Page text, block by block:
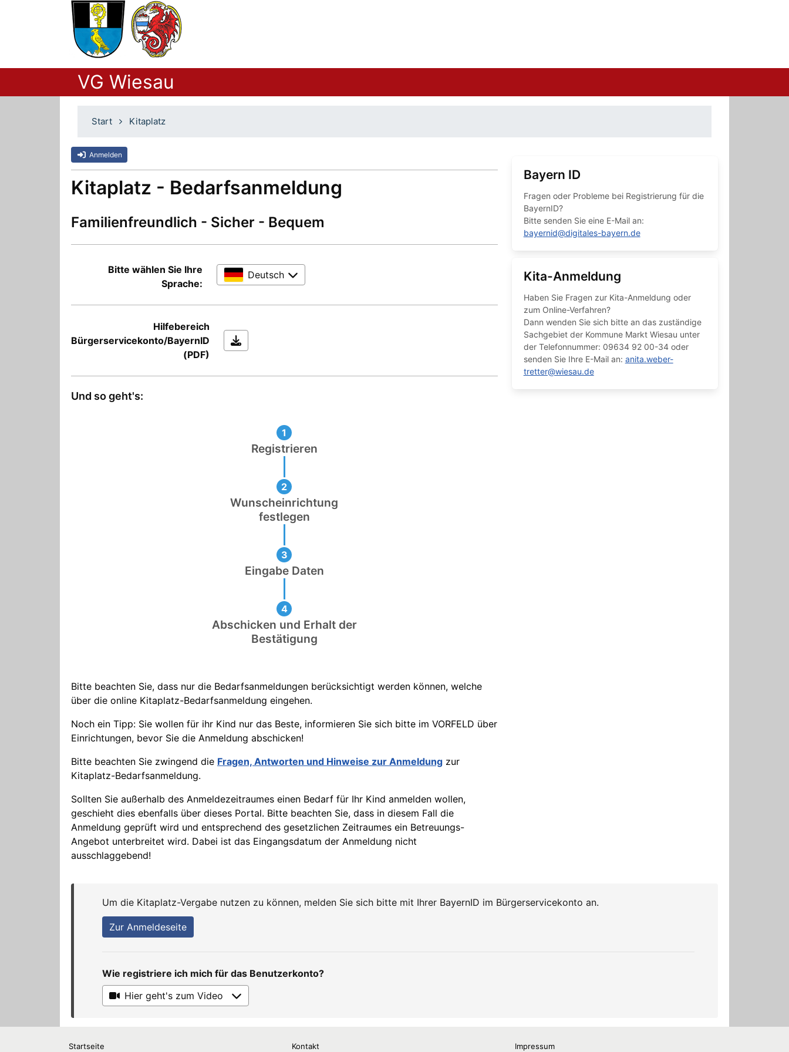
VG Wiesau
Start Kitaplatz
Startseite Kontakt Impressum